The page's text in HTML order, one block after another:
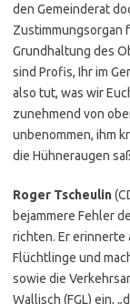
den Gemeinderat
Zustimmungsorgan
Grundhaltung des
sind Profis, Ihr im
also tut, was wir
zunehmend von
unbenommen, ihm
die Hühneraugen
Roger Tscheulin
bejammere Fehler
richten. Er
Flüchtlinge und
sowie die
Wallisch (FGL) ein,